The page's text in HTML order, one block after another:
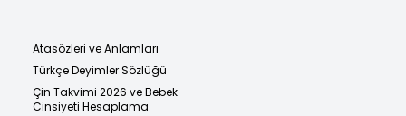
Atasözleri ve Anlamları
Türkçe Deyimler Sözlüğü
Çin Takvimi 2026 ve Bebek
Cinsiyeti Hesaplama